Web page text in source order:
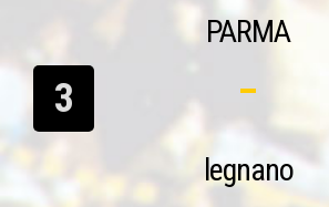
PARMA
3
legnano